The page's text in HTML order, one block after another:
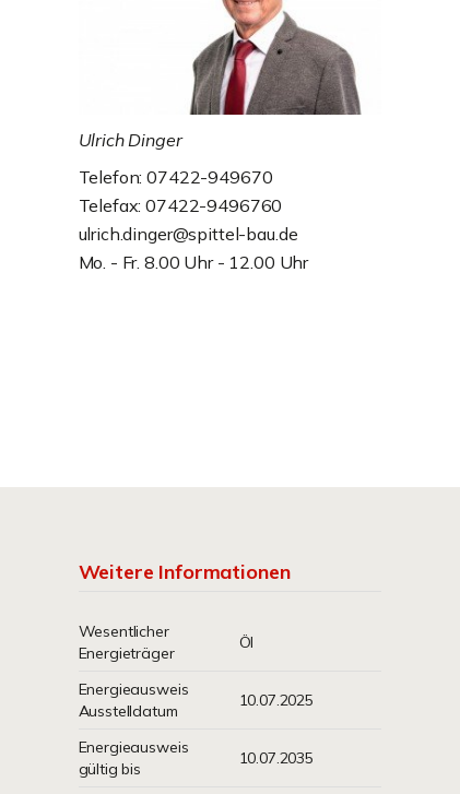
Ulrich Dinger
Telefon: 07422-949670
Telefax: 07422-9496760
ulrich.dinger@spittel-bau.de
Mo. - Fr. 8.00 Uhr - 12.00 Uhr
Weitere Informationen
Wesentlicher
Energieträger
Öl
Energieausweis
Ausstelldatum
10.07.2025
Energieausweis
gültig bis
10.07.2035